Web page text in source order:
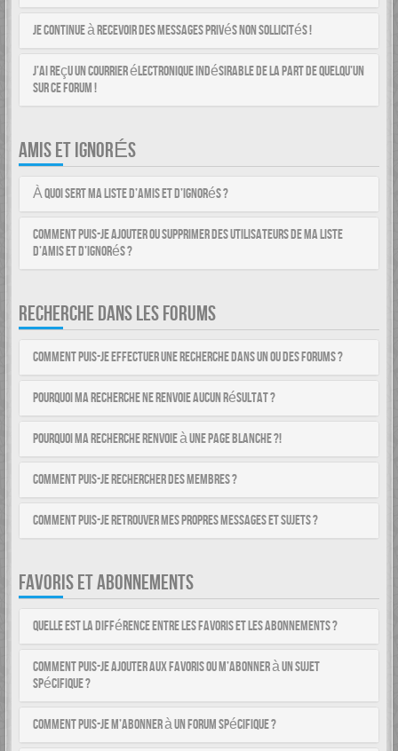
Je continue à recevoir des messages privés non sollicités !
J’ai reçu un courrier électronique indésirable de la part de quelqu’un
sur ce forum !
AMIS ET IGNORÉS
À quoi sert ma liste d’amis et d’ignorés ?
Comment puis-je ajouter ou supprimer des utilisateurs de ma liste
d’amis et d’ignorés ?
RECHERCHE DANS LES FORUMS
Comment puis-je effectuer une recherche dans un ou des forums ?
Pourquoi ma recherche ne renvoie aucun résultat ?
Pourquoi ma recherche renvoie à une page blanche ?!
Comment puis-je rechercher des membres ?
Comment puis-je retrouver mes propres messages et sujets ?
FAVORIS ET ABONNEMENTS
Quelle est la différence entre les favoris et les abonnements ?
Comment puis-je ajouter aux favoris ou m’abonner à un sujet
spécifique ?
Comment puis-je m’abonner à un forum spécifique ?